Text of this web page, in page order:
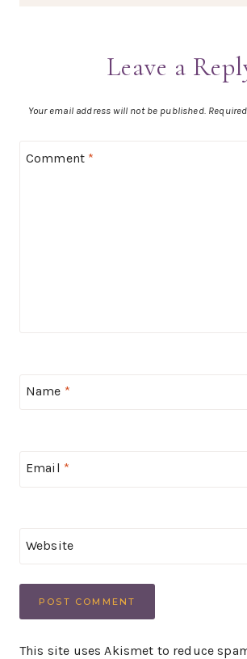
Leave a
Your email address will not be published.
Comment *
Name *
Email *
Website
This site uses Akismet to reduce